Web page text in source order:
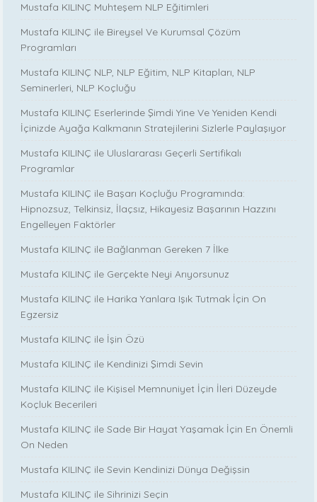
Mustafa KILINÇ Muhteşem NLP Eğitimleri
Mustafa KILINÇ ile Bireysel Ve Kurumsal Çözüm
Programları
Mustafa KILINÇ NLP, NLP Eğitim, NLP Kitapları, NLP
Seminerleri, NLP Koçluğu
Mustafa KILINÇ Eserlerinde Şimdi Yine Ve Yeniden Kendi
İçinizde Ayağa Kalkmanın Stratejilerini Sizlerle Paylaşıyor
Mustafa KILINÇ ile Uluslararası Geçerli Sertifikalı
Programlar
Mustafa KILINÇ ile Başarı Koçluğu Programında:
Hipnozsuz, Telkinsiz, İlaçsız, Hikayesiz Başarının Hazzını
Engelleyen Faktörler
Mustafa KILINÇ ile Bağlanman Gereken 7 İlke
Mustafa KILINÇ ile Gerçekte Neyi Arıyorsunuz
Mustafa KILINÇ ile Harika Yanlara Işık Tutmak İçin On
Egzersiz
Mustafa KILINÇ ile İşin Özü
Mustafa KILINÇ ile Kendinizi Şimdi Sevin
Mustafa KILINÇ ile Kişisel Memnuniyet İçin İleri Düzeyde
Koçluk Becerileri
Mustafa KILINÇ ile Sade Bir Hayat Yaşamak İçin En Önemli
On Neden
Mustafa KILINÇ ile Sevin Kendinizi Dünya Değişsin
Mustafa KILINÇ ile Sihrinizi Seçin